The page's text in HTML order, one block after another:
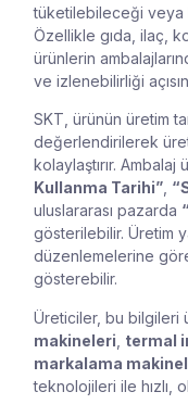
tüketilebileceği veya
Özellikle gıda, ilaç,
ürünlerin
ve izlenebilirliği
SKT, ürünün üretim
değerlendirilerek
kolaylaştırır.
Kullanma Tarihi”
uluslararası pazarda
gösterilebilir. Üretim
düzenlemelerine
gösterebilir.
Üreticiler, bu bilgileri
makineleri termal
markalama
teknolojileri ile hızlı,